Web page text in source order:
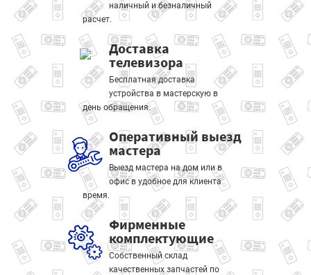
наличный и безналичный
расчет.
Доставка
телевизора
Бесплатная доставка
устройства в мастерскую в
день обращения.
Оперативный выезд
мастера
Выезд мастера на дом или в
офис в удобное для клиента
время.
Фирменные
комплектующие
Собственный склад
качественных запчастей по